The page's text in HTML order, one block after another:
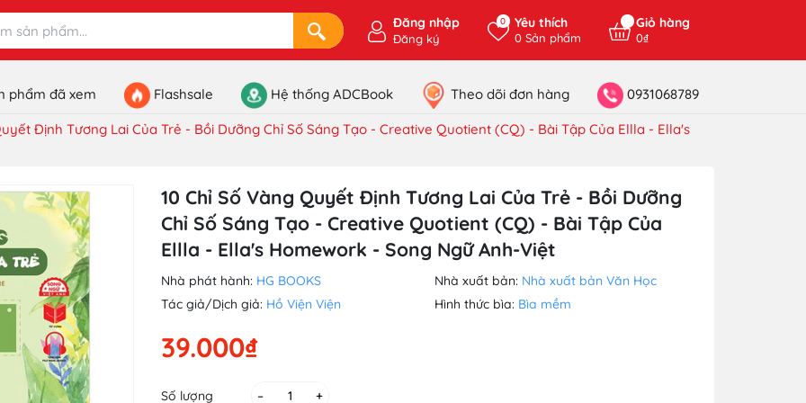
Đăng nhập
Đăng ký
0 Yêu thích
0Sản phẩm
Giỏ hàng
0₫
phẩm đã xem Flashsale Hệ thống ADCBook Theo dõi đơn hàng 0931068789
Định Tương Lai Của Trẻ - Bồi Dưỡng Chỉ Số Sáng Tạo - Creative Quotient (CQ) - Bài Tập Của Ellla - Ella's
10 Chỉ Số Vàng Quyết Định Tương Lai Của Trẻ - Bồi Dưỡng
Chỉ Số Sáng Tạo - Creative Quotient (CQ) - Bài Tập Của
Ellla - Ella's Homework - Song Ngữ Anh-Việt
Nhà phát hành: HG BOOKS Nhà xuất bản: Nhà xuất bản Văn Học
Tác giả/Dịch giả: Hồ Viện Viện Hình thức bìa: Bìa mềm
39.000₫
Số lượng – +